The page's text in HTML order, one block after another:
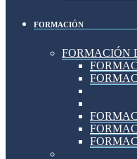
FORMACIÓN
FORMACIÓN